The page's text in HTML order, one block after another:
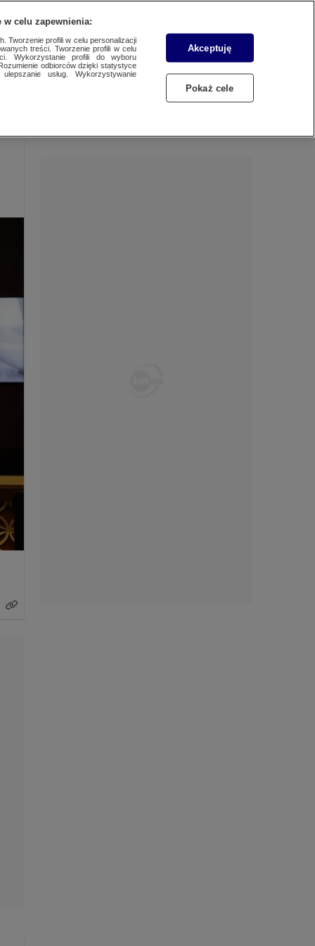
Dzień dobry!
ZALOGUJ SIĘ
w celu zapewnienia:
Tworzenie profili w celu personalizacji
treści. Tworzenie profili w celu
Wykorzystanie profili do wyboru
odbiorców dzięki statystyce
usług. Wykorzystywanie
Akceptuję
Pokaż cele